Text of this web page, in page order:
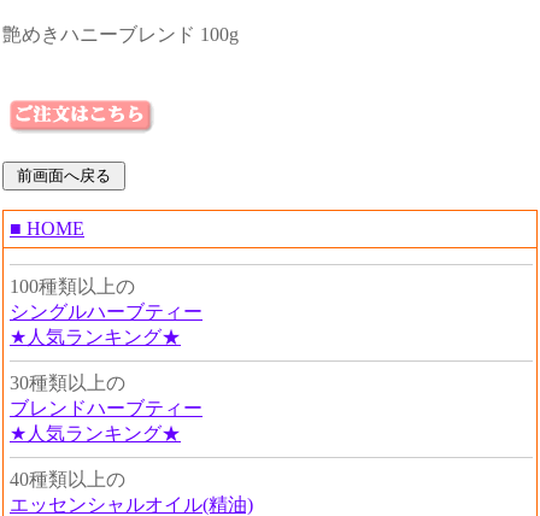
艶めきハニーブレンド 100g
■ HOME
100種類以上の
シングルハーブティー
★人気ランキング★
30種類以上の
ブレンドハーブティー
★人気ランキング★
40種類以上の
エッセンシャルオイル(精油)